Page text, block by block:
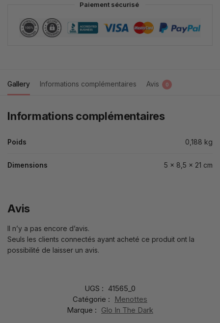
Paiement sécurisé
Gallery Informations complémentaires Avis 0
Informations complémentaires
Poids 0,188 kg
Dimensions 5 × 8,5 × 21 cm
Avis
Il n’y a pas encore d’avis.
Seuls les clients connectés ayant acheté ce produit ont la
possibilité de laisser un avis.
UGS : 41565_0
Catégorie :
Menottes
Marque : Glo In The Dark